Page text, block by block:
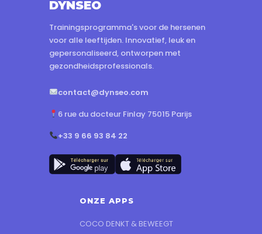
DYNSEO
Trainingsprogramma's voor de hersenen
voor alle leeftijden. Innovatief, leuk en
gepersonaliseerd, ontworpen met
gezondheidsprofessionals.
contact@dynseo.com
6 rue du docteur Finlay 75015 Parijs
+33 9 66 93 84 22
ONZE APPS
COCO DENKT & BEWEEGT